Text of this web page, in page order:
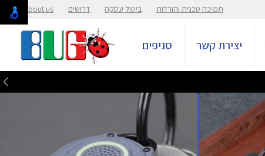
תמיכה טכנית והורדות ביטול עסקה דרושים About us
יצירת קשר סניפים